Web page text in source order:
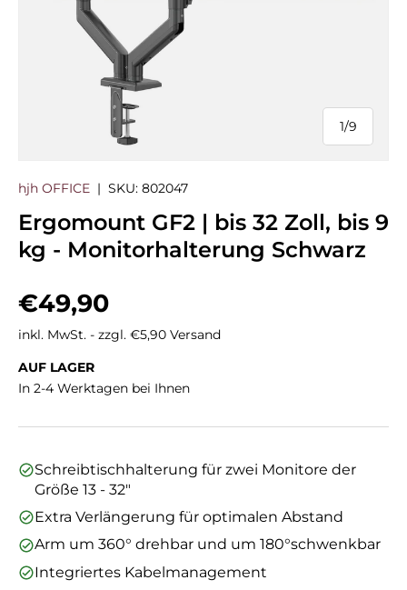
1/
von
9
hjh OFFICE | SKU: 802047
Ergomount GF2 | bis 32 Zoll, bis 9
kg - Monitorhalterung Schwarz
Normaler Preis
€49,90
inkl. MwSt. - zzgl. €5,90 Versand
AUF LAGER
In 2-4 Werktagen bei Ihnen
Schreibtischhalterung für zwei Monitore der
Größe 13 - 32"
Extra Verlängerung für optimalen Abstand
Arm um 360° drehbar und um 180°schwenkbar
Integriertes Kabelmanagement